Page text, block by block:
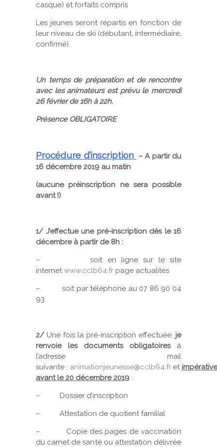
casque) et forfaits compris
Les jeunes seront répartis en fonction de
leur niveau de ski (débutant, intermédiaire,
confirmé).
Un temps de préparation et de rencontre
avec les animateurs est prévu le mercredi
26 février de 16h à 22h.
Présence OBLIGATOIRE
Procédure d’inscription – A partir du
16 décembre 2019 au matin
(aucune préinscription ne sera possible
avant !)
1/ J’effectue une pré-inscription dès le 16
décembre à partir de 8h :
– soit en ligne sur le site
internetwww.cclb64.fr page actualités
– soit par téléphone au 07 86 90 04
93
2/Une fois la pré-inscription effectuée, je
renvoie les documents obligatoiresà
l’adresse mail
suivante : animationjeunesse@cclb64.fr et
avant le 20 décembre 2019 :
– Dossier d’inscription
– Attestation de quotient familial
– Copie des pages de vaccination
du carnet de santé ou attestation délivrée